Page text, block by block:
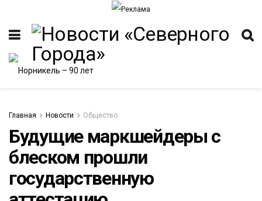
Главная Новости Общество
Будущие маркшейдеры с
блеском прошли
государственную